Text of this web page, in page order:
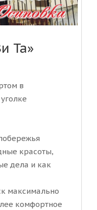
Та»
в
красоты,
дела и как
максимально
комфортное